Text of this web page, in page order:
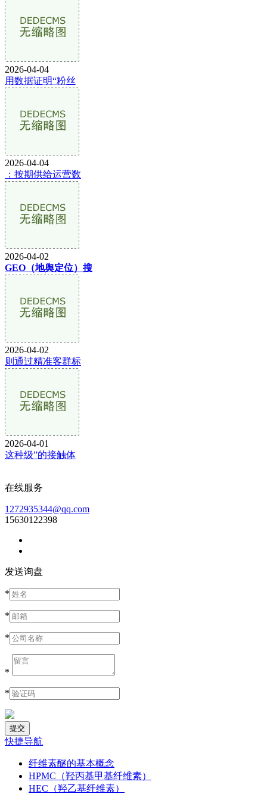
2026-04-04
用数据证明“粉丝
2026-04-04
：按期供给运营数
2026-04-02
GEO（地舆定位）搜
2026-04-02
则通过精准客群标
2026-04-01
这种级”的接触体
在线服务
1272935344@qq.com
15630122398
发送询盘
*
*
*
*
*
快捷导航
纤维素醚的基本概念
HPMC（羟丙基甲基纤维素）
HEC（羟乙基纤维素）